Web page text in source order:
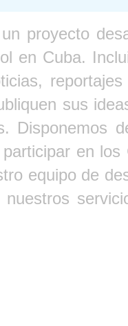
proyecto
en Cuba.
sus
Disponemos
en
equipo de